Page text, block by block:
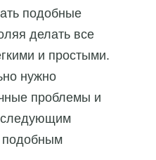
подобные
делать все
и простыми.
нужно
проблемы и
подобным